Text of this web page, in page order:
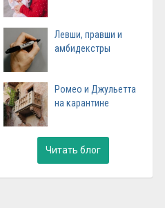
Левши, правши и
амбидекстры
Ромео и Джульетта
на карантине
Читать блог